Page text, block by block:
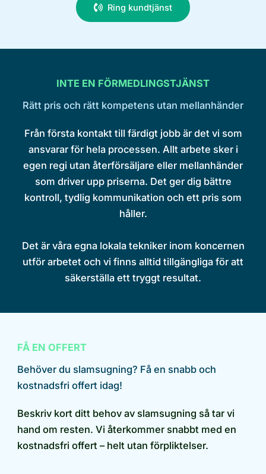
Ring kundtjänst
INTE EN FÖRMEDLINGSTJÄNST
Rätt pris och rätt kompetens utan mellanhänder
Från första kontakt till färdigt jobb är det vi som
ansvarar för hela processen. Allt arbete sker i
egen regi utan återförsäljare eller mellanhänder
som driver upp priserna. Det ger dig bättre
kontroll, tydlig kommunikation och ett pris som
håller.
Det är våra egna lokala tekniker inom koncernen
utför arbetet och vi finns alltid tillgängliga för att
säkerställa ett tryggt resultat.
FÅ EN OFFERT
Behöver du slamsugning? Få en snabb och
kostnadsfri offert idag!
Beskriv kort ditt behov av slamsugning så tar vi
hand om resten. Vi återkommer snabbt med en
kostnadsfri offert – helt utan förpliktelser.